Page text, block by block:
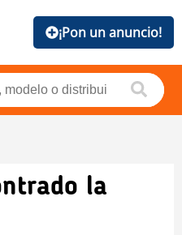
¡Pon un anuncio!
la